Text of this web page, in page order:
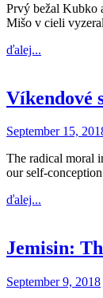
Prvý bežal Kubko
Mišo v cieli
ďalej...
Víkendové
September 15,
The radical moral
our self-
ďalej...
Jemisin:
September 9, 2018